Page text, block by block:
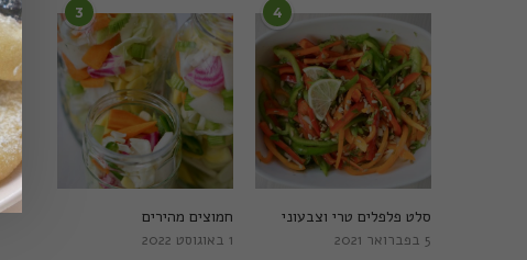
3
חמוצים מהירים
1 באוגוסט 2022
4
סלט פלפלים טרי וצבעוני
5 בפברואר 2021